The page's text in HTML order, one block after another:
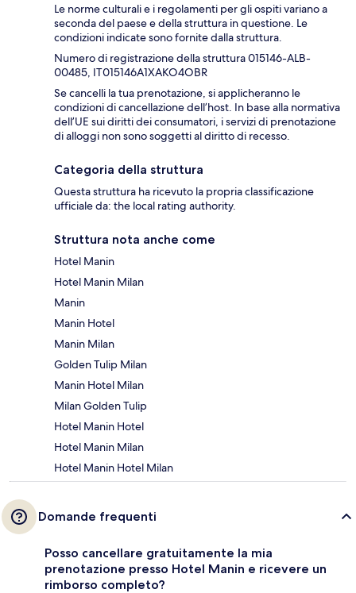
Le norme culturali e i regolamenti per gli ospiti variano a
seconda del paese e della struttura in questione. Le
condizioni indicate sono fornite dalla struttura.
Numero di registrazione della struttura 015146-ALB-
00485, IT015146A1XAKO4OBR
Se cancelli la tua prenotazione, si applicheranno le
condizioni di cancellazione dell’host. In base alla normativa
dell’UE sui diritti dei consumatori, i servizi di prenotazione
di alloggi non sono soggetti al diritto di recesso.
Categoria della struttura
Questa struttura ha ricevuto la propria classificazione
ufficiale da: the local rating authority.
Struttura nota anche come
Hotel Manin
Hotel Manin Milan
Manin
Manin Hotel
Manin Milan
Golden Tulip Milan
Manin Hotel Milan
Milan Golden Tulip
Hotel Manin Hotel
Hotel Manin Milan
Hotel Manin Hotel Milan
Domande frequenti
Posso cancellare gratuitamente la mia
prenotazione presso Hotel Manin e ricevere un
rimborso completo?